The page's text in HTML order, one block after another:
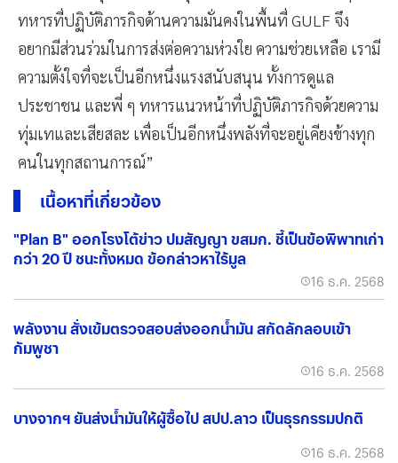
ทหารที่ปฏิบัติภารกิจด้านความมั่นคงในพื้นที่ GULF จึง
อยากมีส่วนร่วมในการส่งต่อความห่วงใย ความช่วยเหลือ เรามี
ความตั้งใจที่จะเป็นอีกหนึ่งแรงสนับสนุน ทั้งการดูแล
ประชาชน และพี่ ๆ ทหารแนวหน้าที่ปฏิบัติภารกิจด้วยความ
ทุ่มเทและเสียสละ เพื่อเป็นอีกหนึ่งพลังที่จะอยู่เคียงข้างทุก
คนในทุกสถานการณ์”
เนื้อหาที่เกี่ยวข้อง
"Plan B" ออกโรงโต้ข่าว ปมสัญญา ขสมก. ชี้เป็นข้อพิพาทเก่า
กว่า 20 ปี ชนะทั้งหมด ข้อกล่าวหาไร้มูล
16 ธ.ค. 2568
พลังงาน สั่งเข้มตรวจสอบส่งออกน้ำมัน สกัดลักลอบเข้า
กัมพูชา
16 ธ.ค. 2568
บางจากฯ ยันส่งน้ำมันให้ผู้ซื้อไป สปป.ลาว เป็นธุรกรรมปกติ
16 ธ.ค. 2568